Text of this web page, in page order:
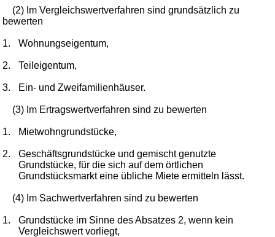
III. Bebaute Grundstücke
(2) Im Vergleichswertverfahren sind grundsätzlich zu
bewerten
1. Wohnungseigentum,
2. Teileigentum,
3. Ein- und Zweifamilienhäuser.
(3) Im Ertragswertverfahren sind zu bewerten
1. Mietwohngrundstücke,
2.
Geschäftsgrundstücke und gemischt genutzte
Grundstücke, für die sich auf dem örtlichen
Grundstücksmarkt eine übliche Miete ermitteln lässt.
(4) Im Sachwertverfahren sind zu bewerten
1.
Grundstücke im Sinne des Absatzes 2, wenn kein
Vergleichswert vorliegt,